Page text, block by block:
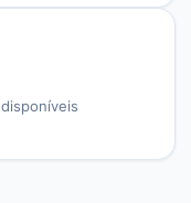
disponíveis